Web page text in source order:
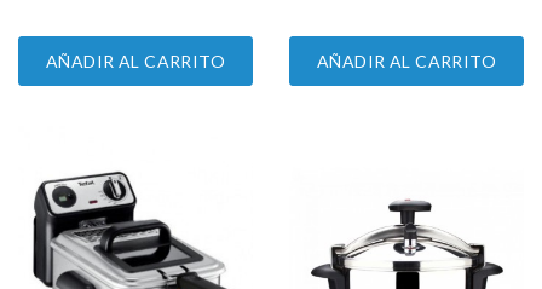
AÑADIR AL CARRITO AÑADIR AL CARRITO